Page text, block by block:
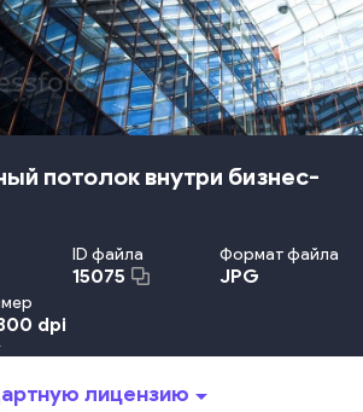
потолок внутри бизнес-
ID файла
15075
Формат файла
JPG
dpi
Помещении
Строительство
лицензиюarrow_drop_down